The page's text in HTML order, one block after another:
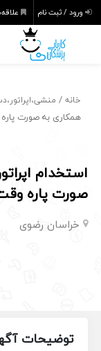
ورود / ثبت نام
خانه /
همکاری به صورت
استخدام
صورت پاره
خراسان رضوی
توضیحات